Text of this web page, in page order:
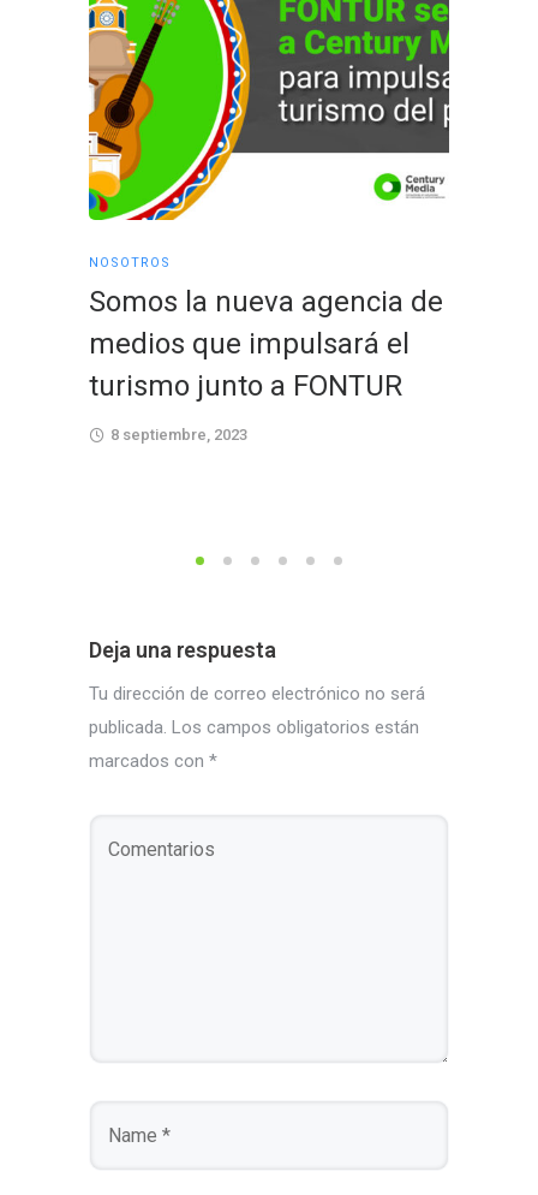
NOSOTROS
Somos la nueva agencia de
medios que impulsará el
turismo junto a FONTUR
8 septiembre, 2023
Deja una respuesta
Tu dirección de correo electrónico no será
publicada. Los campos obligatorios están
marcados con *